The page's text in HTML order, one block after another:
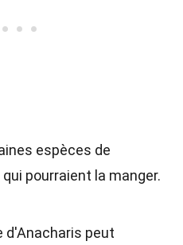
espèces de
pourraient la manger.
d'Anacharis peut